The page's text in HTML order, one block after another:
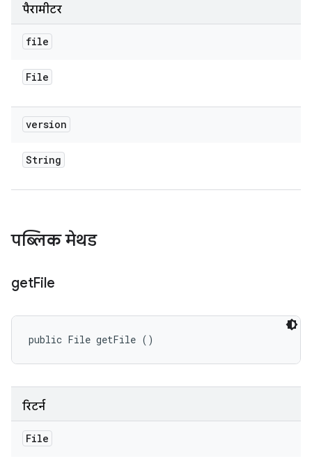
पैरामीटर
file
File
version
String
पब्लिक मेथड
getFile
public File getFile ()
रिटर्न
File